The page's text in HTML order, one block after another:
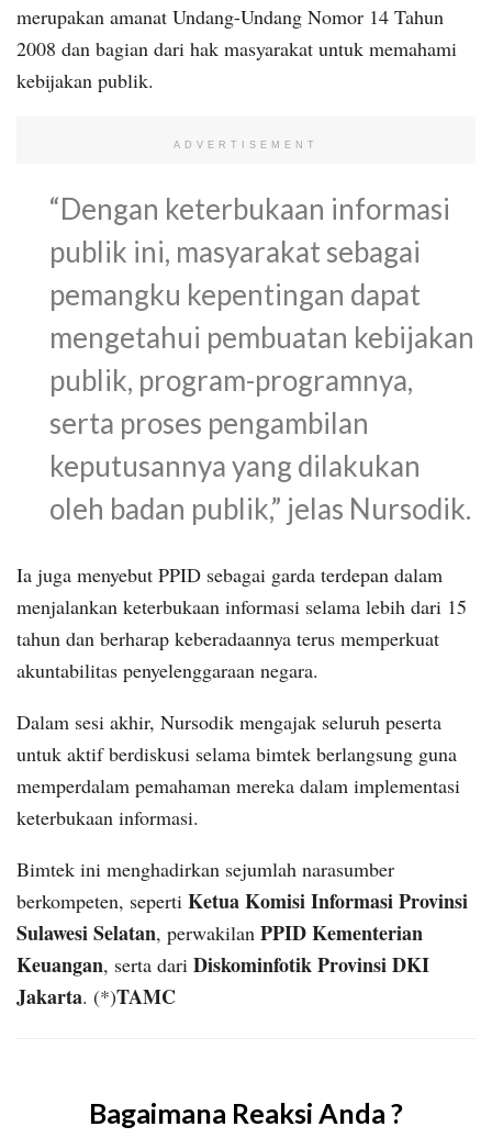
merupakan amanat Undang-Undang Nomor 14 Tahun
2008 dan bagian dari hak masyarakat untuk memahami
kebijakan publik.
ADVERTISEMENT
“Dengan keterbukaan informasi
publik ini, masyarakat sebagai
pemangku kepentingan dapat
mengetahui pembuatan kebijakan
publik, program-programnya,
serta proses pengambilan
keputusannya yang dilakukan
oleh badan publik,” jelas Nursodik.
Ia juga menyebut PPID sebagai garda terdepan dalam
menjalankan keterbukaan informasi selama lebih dari 15
tahun dan berharap keberadaannya terus memperkuat
akuntabilitas penyelenggaraan negara.
Dalam sesi akhir, Nursodik mengajak seluruh peserta
untuk aktif berdiskusi selama bimtek berlangsung guna
memperdalam pemahaman mereka dalam implementasi
keterbukaan informasi.
Bimtek ini menghadirkan sejumlah narasumber
berkompeten, seperti Ketua Komisi Informasi Provinsi
Sulawesi Selatan, perwakilan PPID Kementerian
Keuangan, serta dari Diskominfotik Provinsi DKI
Jakarta. (*)TAMC
Bagaimana Reaksi Anda ?